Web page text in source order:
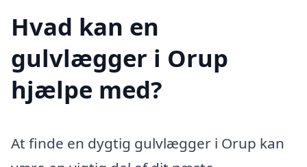
Hvad kan en
gulvlægger i Orup
hjælpe med?
At finde en dygtig gulvlægger i Orup kan